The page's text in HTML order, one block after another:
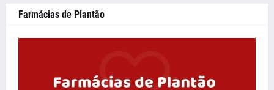
Farmácias de Plantão